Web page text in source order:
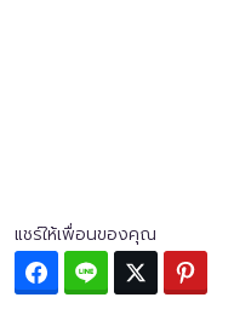
แชร์ให้เพื่อนของคุณ
Facebook
Line Twitter